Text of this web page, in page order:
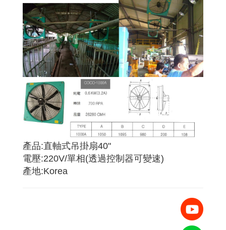
產品:直軸式吊掛扇40"
電壓:220V/單相(透過控制器可變速)
產地:Korea